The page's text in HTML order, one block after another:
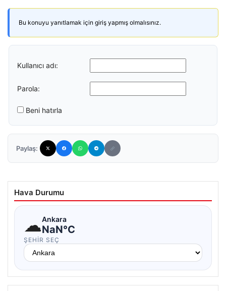
Bu konuyu yanıtlamak için giriş yapmış olmalısınız.
Kullanıcı adı:
Parola:
Beni hatırla
Paylaş:
Hava Durumu
☁Ankara
NaN°C
ŞEHIR SEÇ